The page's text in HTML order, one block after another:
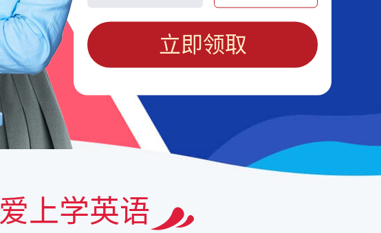
立即领取
爱上学英语